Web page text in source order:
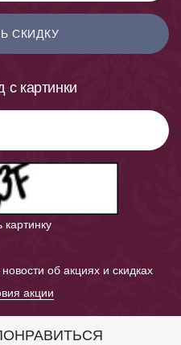
СКИДКУ
с картинки
об акциях и скидках
акции